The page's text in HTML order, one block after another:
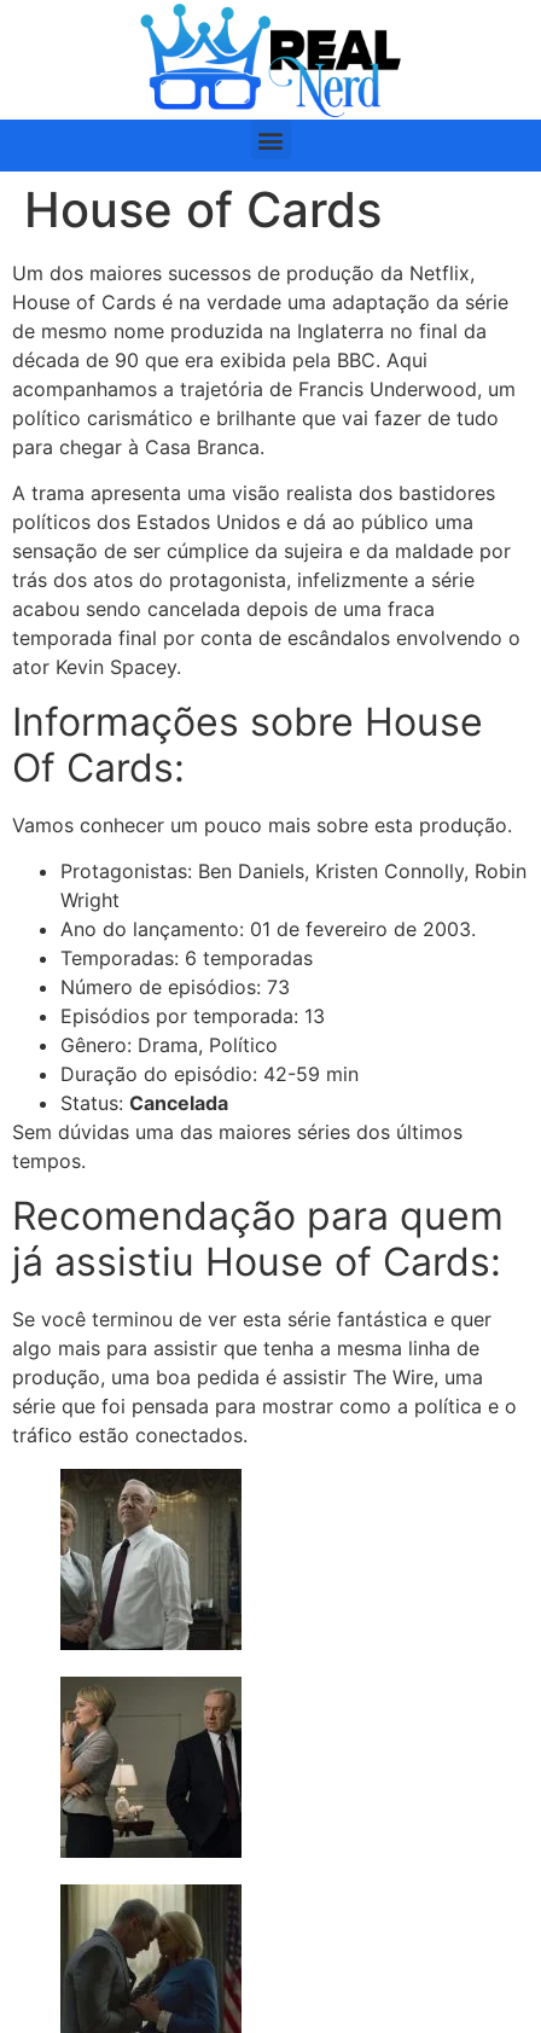
House of Cards
Um dos maiores sucessos de produção da Netflix,
House of Cards é na verdade uma adaptação da série
de mesmo nome produzida na Inglaterra no final da
década de 90 que era exibida pela BBC. Aqui
acompanhamos a trajetória de Francis Underwood, um
político carismático e brilhante que vai fazer de tudo
para chegar à Casa Branca.
A trama apresenta uma visão realista dos bastidores
políticos dos Estados Unidos e dá ao público uma
sensação de ser cúmplice da sujeira e da maldade por
trás dos atos do protagonista, infelizmente a série
acabou sendo cancelada depois de uma fraca
temporada final por conta de escândalos envolvendo o
ator Kevin Spacey.
Informações sobre House
Of Cards:
Vamos conhecer um pouco mais sobre esta produção.
Protagonistas: Ben Daniels, Kristen Connolly, Robin
Wright
Ano do lançamento: 01 de fevereiro de 2003.
Temporadas: 6 temporadas
Número de episódios: 73
Episódios por temporada: 13
Gênero: Drama, Político
Duração do episódio: 42-59 min
Status: Cancelada
Sem dúvidas uma das maiores séries dos últimos
tempos.
Recomendação para quem
já assistiu House of Cards:
Se você terminou de ver esta série fantástica e quer
algo mais para assistir que tenha a mesma linha de
produção, uma boa pedida é assistir The Wire, uma
série que foi pensada para mostrar como a política e o
tráfico estão conectados.